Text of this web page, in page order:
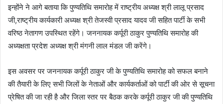
इन्होंने ने आगे बताया कि पुण्यतिथि समारोह में राष्ट्रीय अध्यक्ष श्री लालू प्रसाद
जी,राष्ट्रीय कार्यकारी अध्यक्ष श्री तेजस्वी प्रसाद यादव जी सहित पार्टी के सभी
वरिष्ठ नेतागण उपस्थित रहेंगे। जननायक कर्पूरी ठाकुर पुण्यतिथि समारोह की
अध्यक्षता प्रदेश अध्यक्ष श्री मंगनी लाल मंडल जी करेंगे।
इस अवसर पर जननायक कर्पूरी ठाकुर जी के पुण्यतिथि समारोह को सफल बनाने
की तैयारी के लिए सभी जिलों के नेताओं और कार्यकर्ताओं को पार्टी की ओर से सूचना
प्रेषित की जा रही है और जिला स्तर पर बैठक करके कर्पूरी ठाकुर जी की पुण्यतिथि